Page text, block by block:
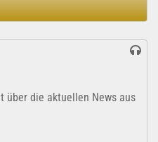
über die aktuellen News aus